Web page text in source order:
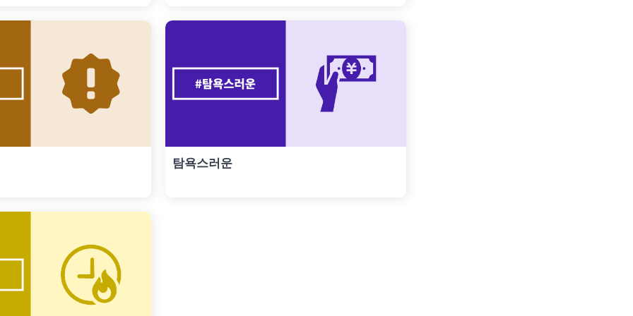
탐욕스러운